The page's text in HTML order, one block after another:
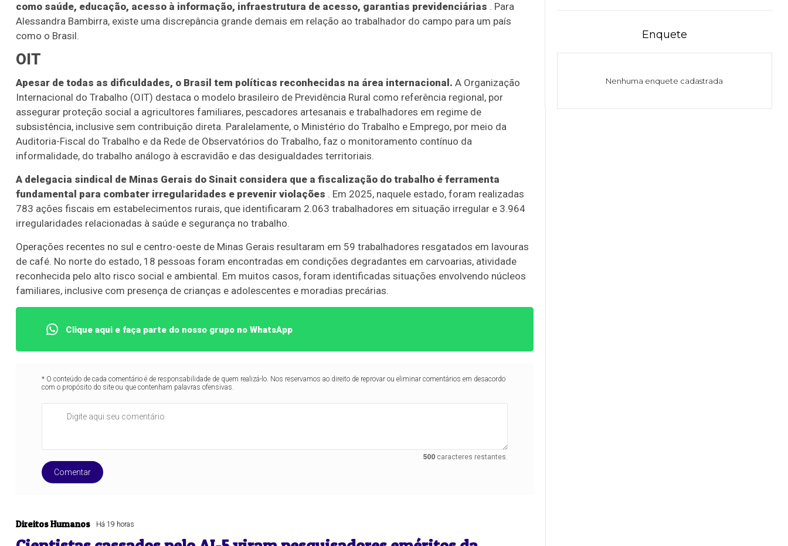
como saúde, educação, acesso à informação, infraestrutura de acesso, garantias previdenciárias . Para
Alessandra Bambirra, existe uma discrepância grande demais em relação ao trabalhador do campo para um país
como o Brasil.
OIT
Apesar de todas as dificuldades, o Brasil tem políticas reconhecidas na área internacional. A Organização
Internacional do Trabalho (OIT) destaca o modelo brasileiro de Previdência Rural como referência regional, por
assegurar proteção social a agricultores familiares, pescadores artesanais e trabalhadores em regime de
subsistência, inclusive sem contribuição direta. Paralelamente, o Ministério do Trabalho e Emprego, por meio da
Auditoria-Fiscal do Trabalho e da Rede de Observatórios do Trabalho, faz o monitoramento contínuo da
informalidade, do trabalho análogo à escravidão e das desigualdades territoriais.
A delegacia sindical de Minas Gerais do Sinait considera que a fiscalização do trabalho é ferramenta
fundamental para combater irregularidades e prevenir violações . Em 2025, naquele estado, foram realizadas
783 ações fiscais em estabelecimentos rurais, que identificaram 2.063 trabalhadores em situação irregular e 3.964
irregularidades relacionadas à saúde e segurança no trabalho.
Operações recentes no sul e centro-oeste de Minas Gerais resultaram em 59 trabalhadores resgatados em lavouras
de café. No norte do estado, 18 pessoas foram encontradas em condições degradantes em carvoarias, atividade
reconhecida pelo alto risco social e ambiental. Em muitos casos, foram identificadas situações envolvendo núcleos
familiares, inclusive com presença de crianças e adolescentes e moradias precárias.
Clique aqui e faça parte do nosso grupo no WhatsApp
* O conteúdo de cada comentário é de responsabilidade de quem realizá-lo. Nos reservamos ao direito de reprovar ou eliminar comentários em desacordo
com o propósito do site ou que contenham palavras ofensivas.
500caracteres restantes.
Comentar
Direitos Humanos Há 19 horas
detalhes Ver detalhes
Enquete
Nenhuma enquete cadastrada